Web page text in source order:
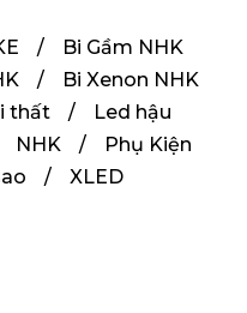
/
Bi Gầm NHK
/
Bi Xenon NHK
thất /
Led hậu
NHK /
Phụ Kiện
/ XLED